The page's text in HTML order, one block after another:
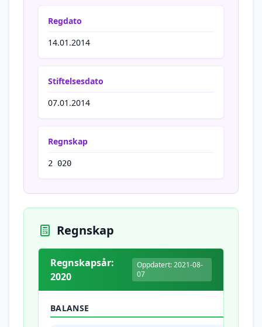
Regdato
14.01.2014
Stiftelsesdato
07.01.2014
Regnskap
2 020
Regnskap
Regnskapsår:
2020
Oppdatert: 2021-08-
07
BALANSE